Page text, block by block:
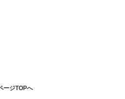
ージTOPへ